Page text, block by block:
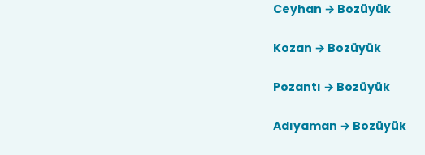
Ceyhan → Bozüyük
Kozan → Bozüyük
Pozantı → Bozüyük
Adıyaman → Bozüyük